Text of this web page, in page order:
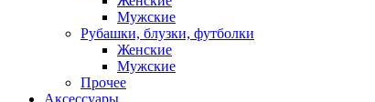
Мужские
Рубашки, блузки, футболки
Женские
Мужские
Прочее
Аксессуары